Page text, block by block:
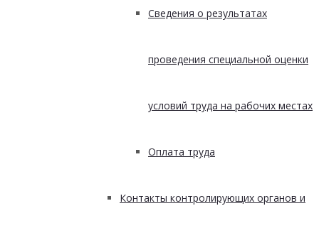
Сведения о результатах
проведения специальной оценки
условий труда на рабочих местах
Оплата труда
Контакты контролирующих органов и